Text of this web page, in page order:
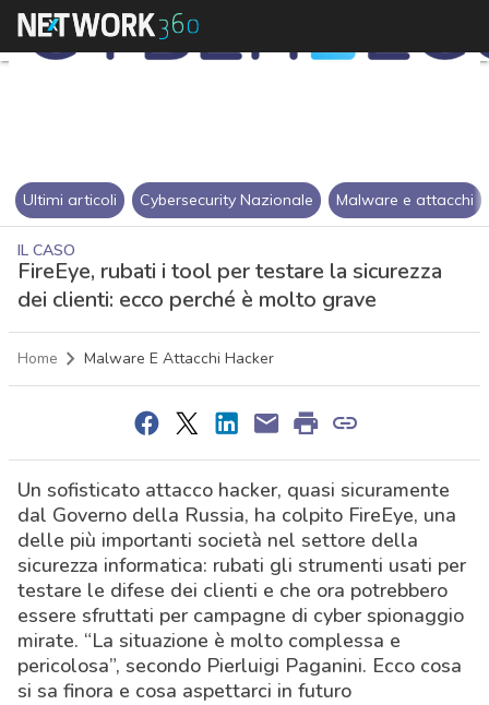
Ultimi articoli Cybersecurity Nazionale Malware e attacchi
IL CASO
FireEye, rubati i tool per testare la sicurezza
dei clienti: ecco perché è molto grave
Home Malware E Attacchi Hacker
Un sofisticato attacco hacker, quasi sicuramente
dal Governo della Russia, ha colpito FireEye, una
delle più importanti società nel settore della
sicurezza informatica: rubati gli strumenti usati per
testare le difese dei clienti e che ora potrebbero
essere sfruttati per campagne di cyber spionaggio
mirate. “La situazione è molto complessa e
pericolosa”, secondo Pierluigi Paganini. Ecco cosa
si sa finora e cosa aspettarci in futuro